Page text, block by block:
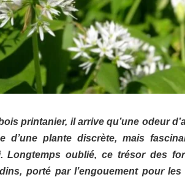
printanier, il arrive qu’une odeur
d’une plante discrète, mais
Longtemps oublié, ce trésor des
porté par l’engouement pour